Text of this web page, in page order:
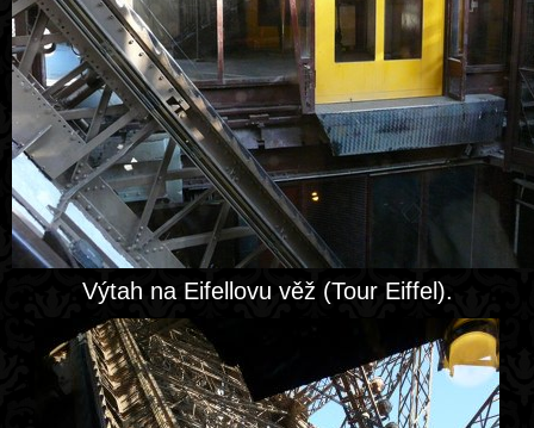
Výtah na Eifellovu věž (Tour Eiffel).